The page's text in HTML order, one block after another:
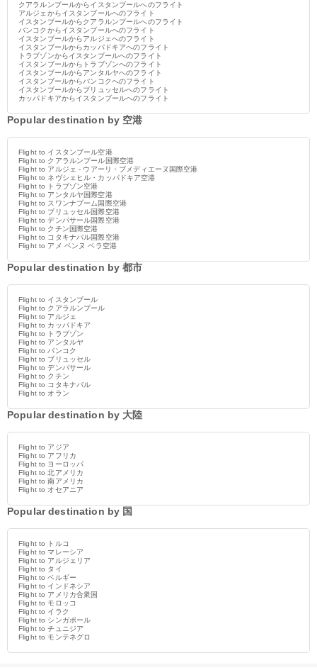
クアラルンプールからイスタンブールへのフライト
アルジェからイスタンブールへのフライト
イスタンブールからクアラルンプールへのフライト
バンコクからイスタンブールへのフライト
イスタンブールからアルジェへのフライト
イスタンブールからカッパドキアへのフライト
トラブゾンからイスタンブールへのフライト
イスタンブールからトラブゾンへのフライト
イスタンブールからアンタルヤへのフライト
イスタンブールからバンコクへのフライト
イスタンブールからブリュッセルへのフライト
カッパドキアからイスタンブールへのフライト
Popular destination by 空港
Flight to イスタンブール空港
Flight to クアラルンプール国際空港
Flight to アルジェ - ウアーリ・ブメディエーヌ国際空港
Flight to ネヴシェヒル・カッパドキア空港
Flight to トラブゾン空港
Flight to アンタルヤ国際空港
Flight to スワンナプーム国際空港
Flight to ブリュッセル国際空港
Flight to デンパサール国際空港
Flight to クチン国際空港
Flight to コタキナバル国際空港
Flight to アメ ベンヌ ベラ空港
Popular destination by 都市
Flight to イスタンブール
Flight to クアラルンプール
Flight to アルジェ
Flight to カッパドキア
Flight to トラブゾン
Flight to アンタルヤ
Flight to バンコク
Flight to ブリュッセル
Flight to デンパサール
Flight to クチン
Flight to コタキナバル
Flight to オラン
Popular destination by 大陸
Flight to アジア
Flight to アフリカ
Flight to ヨーロッパ
Flight to 北アメリカ
Flight to 南アメリカ
Flight to オセアニア
Popular destination by 国
Flight to トルコ
Flight to マレーシア
Flight to アルジェリア
Flight to タイ
Flight to ベルギー
Flight to インドネシア
Flight to アメリカ合衆国
Flight to モロッコ
Flight to イラク
Flight to シンガポール
Flight to チュニジア
Flight to モンテネグロ